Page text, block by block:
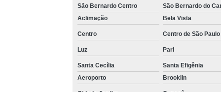
Multi
São Bernardo Centro São Bernardo do
Aclimação
Bela Vista
Centro Centro de São Paulo
Luz Pari
Santa Cecília Santa Efigênia
Aeroporto
Brooklin